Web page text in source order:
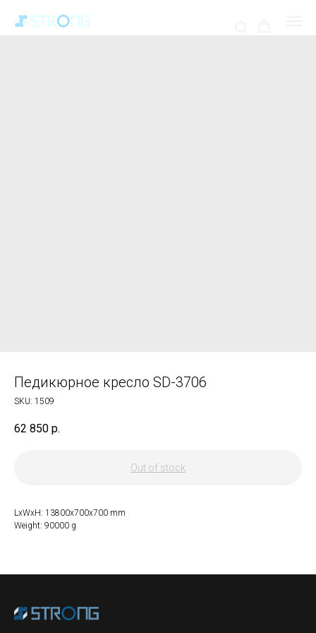
Педикюрное кресло SD-3706
SKU: 1509
62 850 р.
Out of stock
LxWxH: 13800x700x700 mm
Weight: 90000 g